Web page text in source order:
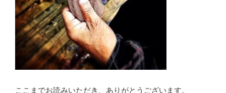
ここまでお読みいただき、ありがとうございます。